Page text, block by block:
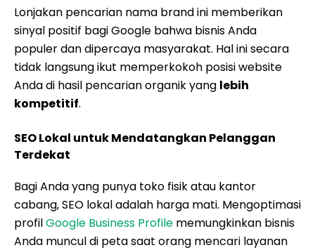
Lonjakan pencarian nama brand ini memberikan
sinyal positif bagi Google bahwa bisnis Anda
populer dan dipercaya masyarakat. Hal ini secara
tidak langsung ikut memperkokoh posisi website
Anda di hasil pencarian organik yang lebih
kompetitif.
SEO Lokal untuk Mendatangkan Pelanggan
Terdekat
Bagi Anda yang punya toko fisik atau kantor
cabang, SEO lokal adalah harga mati. Mengoptimasi
profilGoogle Business Profile memungkinkan bisnis
Anda muncul di peta saat orang mencari layanan